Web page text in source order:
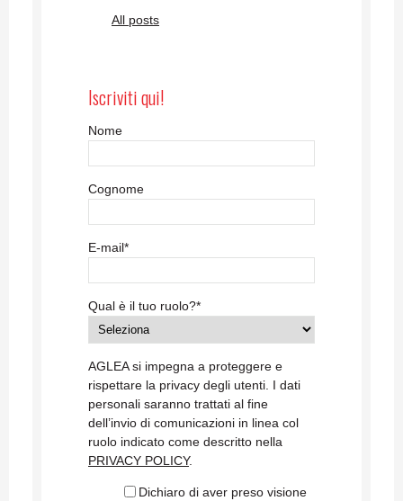
All posts
Iscriviti qui!
Nome
Cognome
E-mail*
Qual è il tuo ruolo?*
AGLEA si impegna a proteggere e
rispettare la privacy degli utenti. I dati
personali saranno trattati al fine
dell’invio di comunicazioni in linea col
ruolo indicato come descritto nella
PRIVACY POLICY.
Dichiaro di aver preso visione